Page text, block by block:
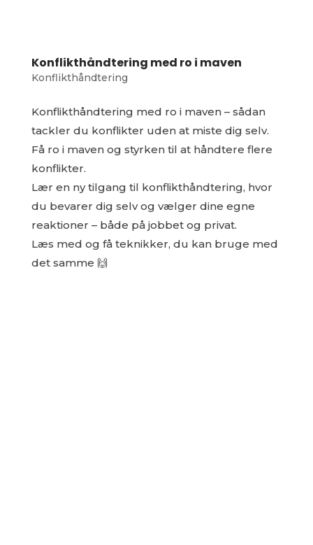
Konflikthåndtering med ro i maven
Konflikthåndtering
Konflikthåndtering med ro i maven – sådan
tackler du konflikter uden at miste dig selv.
Få ro i maven og styrken til at håndtere flere
konflikter.
Lær en ny tilgang til konflikthåndtering, hvor
du bevarer dig selv og vælger dine egne
reaktioner – både på jobbet og privat.
Læs med og få teknikker, du kan bruge med
det samme 🙌